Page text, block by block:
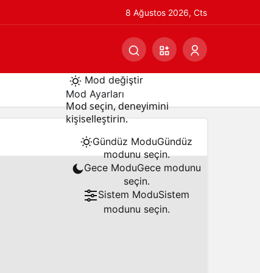
8 Ağustos 2026, Cts
Mod değiştir
Mod Ayarları
Mod seçin, deneyimini
kişiselleştirin.
Gündüz ModuGündüz
modunu seçin.
Gece ModuGece modunu
seçin.
Sistem ModuSistem
modunu seçin.